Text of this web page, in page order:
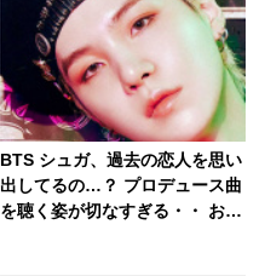
BTS シュガ、過去の恋人を思い
出してるの…？ プロデュース曲
を聴く姿が切なすぎる・・ おぼ